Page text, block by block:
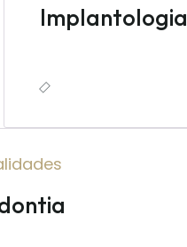
Implantologia